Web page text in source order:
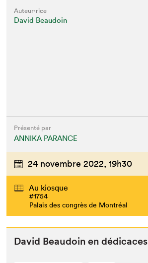
Auteur·rice
David Beaudoin
Présenté par
ANNIKA PARANCE
24 novembre 2022, 19h30
Au kiosque
#1754
Palais des congrès de Montréal
David Beau­doin en dédicaces